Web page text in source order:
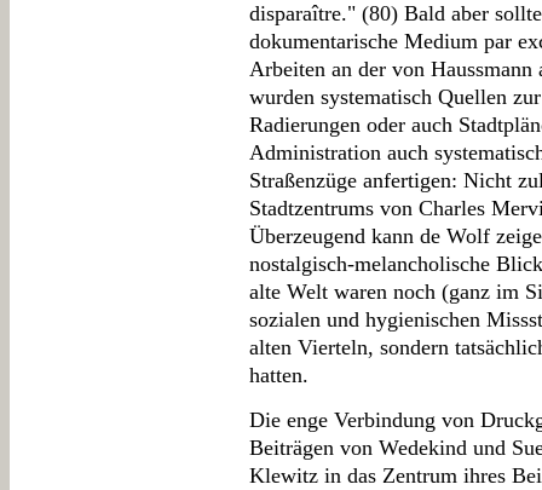
disparaître." (80) Bald aber
dokumentarische Medium par
Arbeiten an der von Haussmann
wurden systematisch Quellen
Radierungen oder auch
Administration auch
Straßenzüge anfertigen: Nicht
Stadtzentrums von Charles
Überzeugend kann de Wolf
nostalgisch-melancholische
alte Welt waren noch (ganz im
sozialen und hygienischen
alten Vierteln, sondern
hatten.
Die enge Verbindung von
Beiträgen von Wedekind und
Klewitz in das Zentrum ihres